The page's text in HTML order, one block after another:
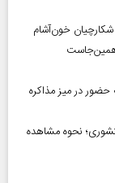
همین‌جاست
در میز مذاکره
کشوری؛ نحوه مشاهده